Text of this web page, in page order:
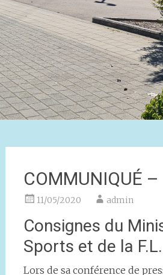
COMMUNIQUÉ
11/05/2020 admin
Consignes du
Sports et de la
Lors de sa conférence de